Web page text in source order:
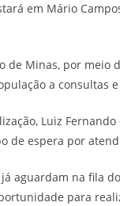
em Mário
Minas, por meio
a consultas
Luiz
de espera por
aguardam na fila
para